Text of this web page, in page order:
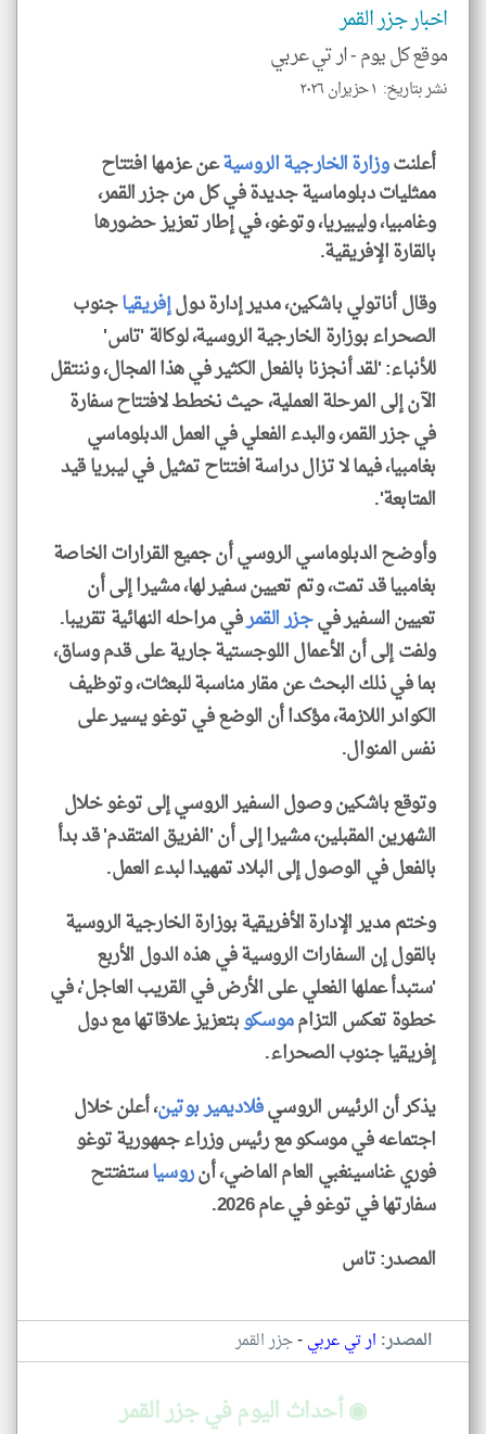
اخبار جزر القمر
موقع كل يوم -ار تي عربي
نشر بتاريخ: ١ حزيران ٢٠٢٦
أعلنتوزارة الخارجية الروسيةعن عزمها افتتاح
ممثليات دبلوماسية جديدة في كل من جزر القمر،
وغامبيا، وليبيريا، وتوغو، في إطار تعزيز حضورها
بالقارة الإفريقية.
وقال أناتولي باشكين، مدير إدارة دولإفريقياجنوب
الصحراء بوزارة الخارجية الروسية، لوكالة 'تاس'
للأنباء: 'لقد أنجزنا بالفعل الكثير في هذا المجال، وننتقل
الآن إلى المرحلة العملية، حيث نخطط لافتتاح سفارة
في جزر القمر، والبدء الفعلي في العمل الدبلوماسي
بغامبيا، فيما لا تزال دراسة افتتاح تمثيل في ليبريا قيد
المتابعة'.
وأوضح الدبلوماسي الروسي أن جميع القرارات الخاصة
بغامبيا قد تمت، وتم تعيين سفير لها، مشيرا إلى أن
تعيين السفير فيجزر القمرفي مراحله النهائية تقريبا.
ولفت إلى أن الأعمال اللوجستية جارية على قدم وساق،
بما في ذلك البحث عن مقار مناسبة للبعثات، وتوظيف
الكوادر اللازمة، مؤكدا أن الوضع في توغو يسير على
نفس المنوال.
وتوقع باشكين وصول السفير الروسي إلى توغو خلال
الشهرين المقبلين، مشيرا إلى أن 'الفريق المتقدم' قد بدأ
بالفعل في الوصول إلى البلاد تمهيدا لبدء العمل.
وختم مدير الإدارة الأفريقية بوزارة الخارجية الروسية
بالقول إن السفارات الروسية في هذه الدول الأربع
'ستبدأ عملها الفعلي على الأرض في القريب العاجل'، في
خطوة تعكس التزامموسكوبتعزيز علاقاتها مع دول
إفريقيا جنوب الصحراء.
يذكر أن الرئيس الروسيفلاديمير بوتين، أعلن خلال
اجتماعه في موسكو مع رئيس وزراء جمهورية توغو
فوري غناسينغبي العام الماضي، أنروسياستفتتح
سفارتها في توغو في عام 2026.
المصدر: تاس
المصدر: ار تي عربي-جزر القمر
◉ أحداث اليوم في جزر القمر
klyoum.com